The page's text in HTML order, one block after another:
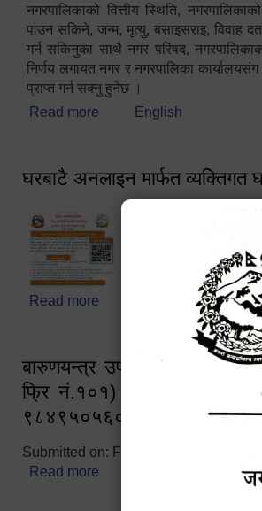
नगरपालिकाको वित्तीय स्थिति,
पाउन सकिने, जन्म, मृत्यु, बसाइसराइ, विवाह
गर्न सकिनुका साथै नगर परिषद,
निर्णय लगायत नगर र नगरपालिका
प्राप्त गर्न सक्नु हुनेछ ।
Read more about स्वागतम!!!
English
घरबाटै अनलाइन मार्फत व्यक्तिगत
Read more about घरबाटै अनलाइन मार्फत
बारुणयन्त्र उपशाखा इन्चार्जको
फ्रि नं.१०१) फोन नं. ०५७-
९८४९५०५६००
Submitted on: Fri, 02/25/2022 - 10:50
Read more about बारुणयन्त्र उपशाखा
नं.१०१) फोन नं. ०५७-